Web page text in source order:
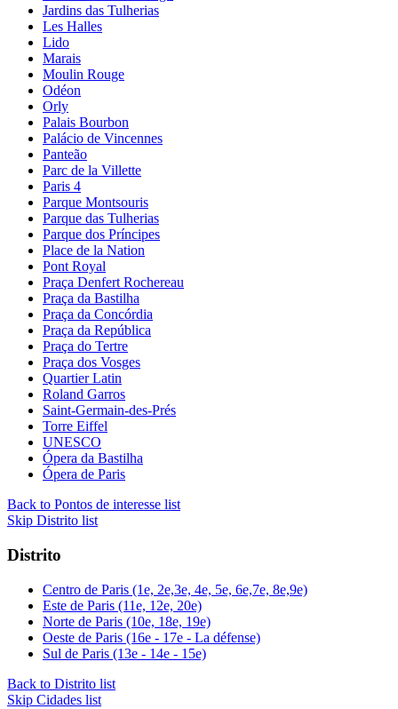
Jardins das Tulherias
Les Halles
Lido
Marais
Moulin Rouge
Odéon
Orly
Palais Bourbon
Palácio de Vincennes
Panteão
Parc de la Villette
Paris 4
Parque Montsouris
Parque das Tulherias
Parque dos Príncipes
Place de la Nation
Pont Royal
Praça Denfert Rochereau
Praça da Bastilha
Praça da Concórdia
Praça da República
Praça do Tertre
Praça dos Vosges
Quartier Latin
Roland Garros
Saint-Germain-des-Prés
Torre Eiffel
UNESCO
Ópera da Bastilha
Ópera de Paris
Back to Pontos de interesse list
Skip Distrito list
Distrito
Centro de Paris (1e, 2e,3e, 4e, 5e, 6e,7e, 8e,9e)
Este de Paris (11e, 12e, 20e)
Norte de Paris (10e, 18e, 19e)
Oeste de Paris (16e - 17e - La défense)
Sul de Paris (13e - 14e - 15e)
Back to Distrito list
Skip Cidades list